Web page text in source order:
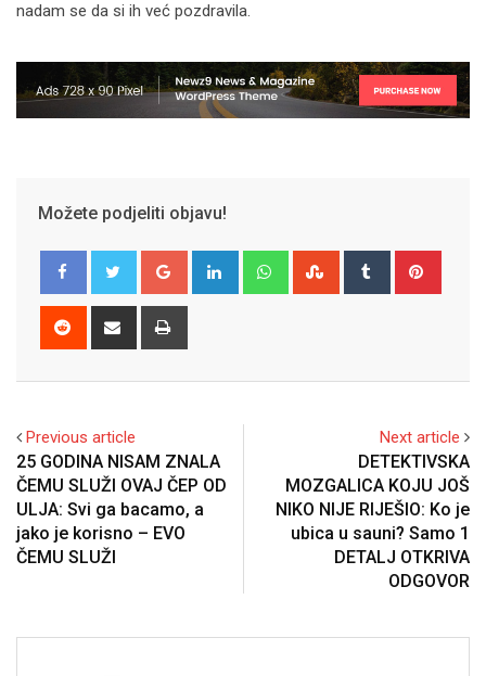
nadam se da si ih već pozdravila.
Možete podjeliti objavu!
Google+ LinkedIn WhatsappStumbleUpon
Tumblr
Reddit
Share
Previous article
25 GODINA NISAM ZNALA
ČEMU SLUŽI OVAJ ČEP OD
ULJA: Svi ga bacamo, a
jako je korisno – EVO
ČEMU SLUŽI
Next article
DETEKTIVSKA
MOZGALICA KOJU JOŠ
NIKO NIJE RIJEŠIO: Ko je
ubica u sauni? Samo 1
DETALJ OTKRIVA
ODGOVOR